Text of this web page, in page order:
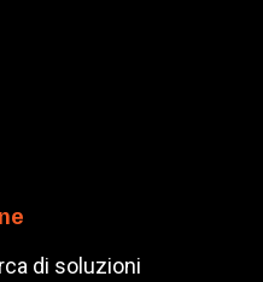
di soluzioni